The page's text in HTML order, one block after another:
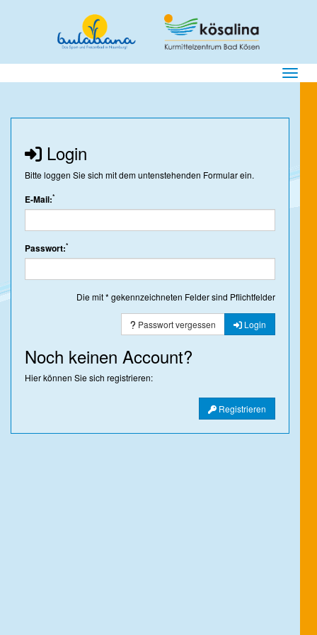
Menü
Login
Bitte loggen Sie sich mit dem untenstehenden Formular ein.
E-Mail:*
Passwort:*
Die mit * gekennzeichneten Felder sind Pflichtfelder
Passwort vergessen Login
Noch keinen Account?
Hier können Sie sich registrieren:
Registrieren